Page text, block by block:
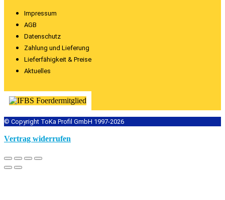
Impressum
AGB
Datenschutz
Zahlung und Lieferung
Lieferfähigkeit & Preise
Aktuelles
© Copyright ToKa Profil GmbH 1997-2026
Vertrag widerrufen